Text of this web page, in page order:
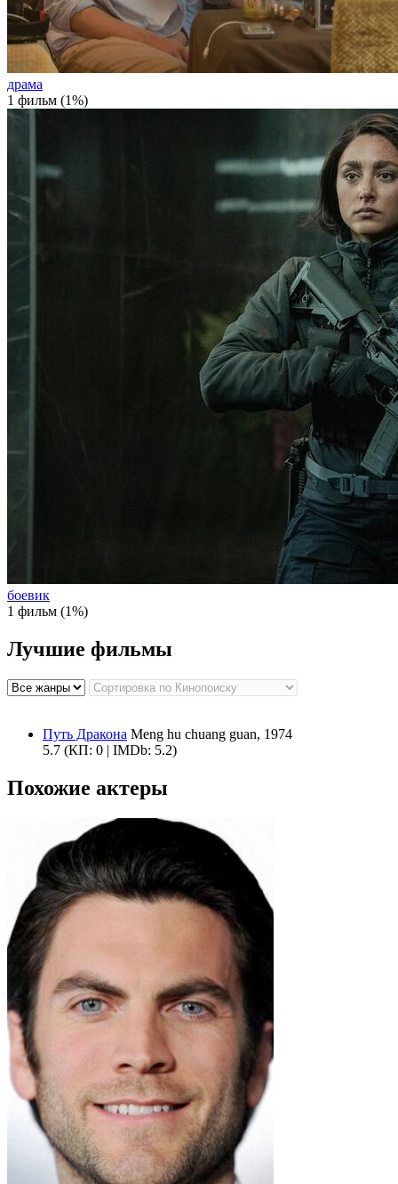
драма
1 фильм (1%)
боевик
1 фильм (1%)
Лучшие фильмы
Путь Дракона Meng hu chuang guan, 1974
5.7 (КП: 0 | IMDb: 5.2)
Похожие актеры